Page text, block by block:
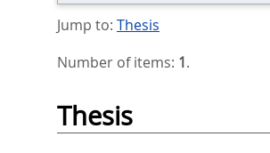
Jump to: Thesis
Number of items: 1.
Thesis